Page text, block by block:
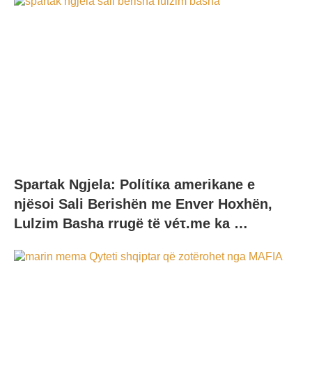
Spartak Ngjela: Polίtίκa amerikane e
njësoi Sali Berishën me Enver Hoxhën,
Lulzim Basha rrugë të νéτ.me ka …